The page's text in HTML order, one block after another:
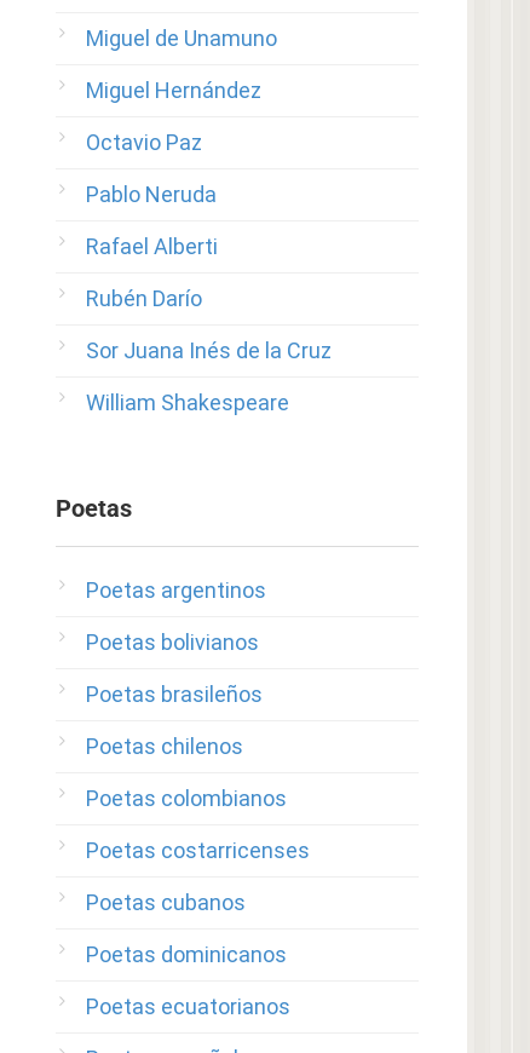
Miguel de Unamuno
Miguel Hernández
Octavio Paz
Pablo Neruda
Rafael Alberti
Rubén Darío
Sor Juana Inés de la Cruz
William Shakespeare
Poetas
Poetas argentinos
Poetas bolivianos
Poetas brasileños
Poetas chilenos
Poetas colombianos
Poetas costarricenses
Poetas cubanos
Poetas dominicanos
Poetas ecuatorianos